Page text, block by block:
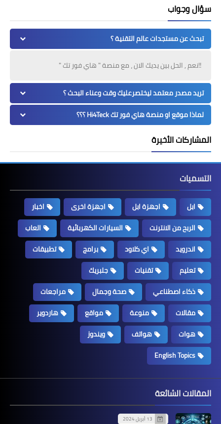
سؤال وجواب
تبحث عن مستجدات عالم التقنية ؟
!!نعم , الحل بين يديك الان ، مع منصة " هاي فور تك "
تريد مصدر معتمد ليختصرعليك وقت وعناء البحث ؟
لماذا موقع او منصة هاي فور تك Hi4Teck ؟؟؟
المشاركات الأخيرة
التسميات
ابل اجهزة ابل اجهزة اخرى
اخبار
الربح من الانترنت
السيارات الكهربائية
العاب
اندرويد
اي كلاود برامج
تطبيقات
تعليم
تقنيات
جلبريك
ذكاء اصطناعي
صحة وجمال
مراجعات
مقالات
منوعة مواقع
هاردوير
هوات
هواتف
ويندوز
English Topics
المقالات الشائعة
13 أبريل 2024